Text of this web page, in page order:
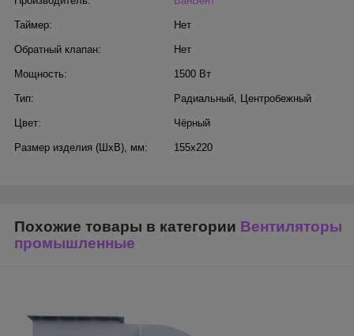
Таймер: Нет
Обратный клапан: Нет
Мощность: 1500 Вт
Тип: Радиальный, Центробежный
Цвет: Чёрный
Размер изделия (ШхВ), мм: 155х220
Похожие товары в категории Вентиляторы
промышленные